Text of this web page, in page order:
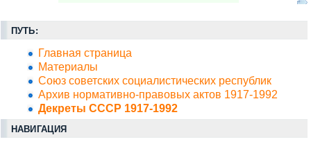
ПУТЬ:
Главная страница
Материалы
Союз советских социалистических республик
Архив нормативно-правовых актов 1917-1992
Декреты СССР 1917-1992
НАВИГАЦИЯ